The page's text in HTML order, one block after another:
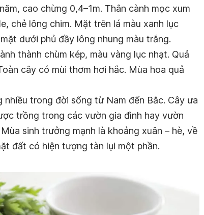
cao chừng 0,4–1m. Thân cành mọc xum
chẻ lông chim. Mặt trên lá màu xanh lục
dưới phủ đầy lông nhung màu trắng.
thành chùm kép, màu vàng lục nhạt. Quả
cây có mùi thơm hơi hắc. Mùa hoa quả
trong đời sống từ Nam đến Bắc. Cây ưa
trồng trong các vườn gia đình hay vườn
sinh trưởng mạnh là khoảng xuân – hè, về
đất có hiện tượng tàn lụi một phần.